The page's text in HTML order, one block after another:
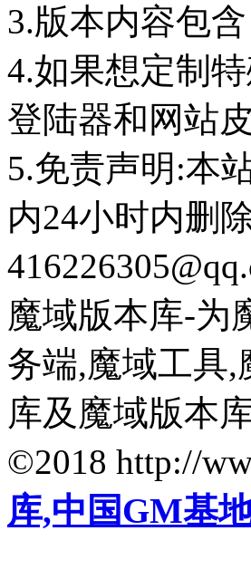
3.版本内容包
4.如果想定制
登陆器和网站皮
5.免责声明:本
内24小时内删
魔域版本库-为
务端,魔域工具
库及魔域版本
©2018 http://
库,中国GM基